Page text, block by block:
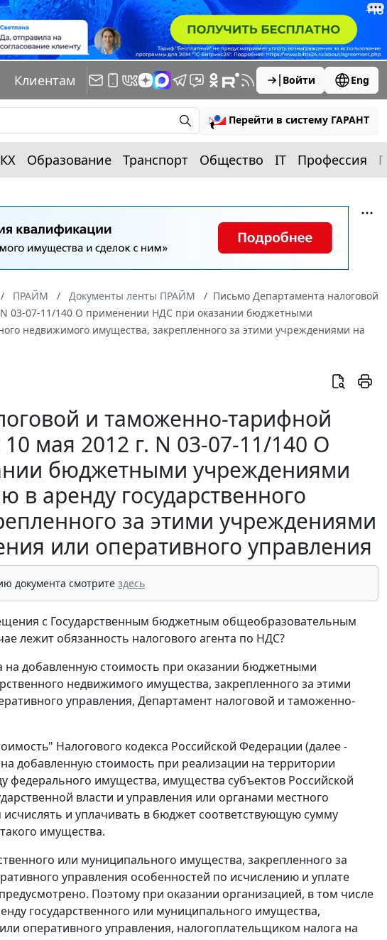
Клиентам Войти Eng
Перейти в систему ГАРАНТ
Образование Транспорт Общество IT Профессия
ПРАЙМ Документы ленты ПРАЙМ
Письмо Департамента налоговой
03-07-11/140 О применении НДС при оказании бюджетными
недвижимого имущества, закрепленного за этими учреждениями на
и таможенно-тарифной
мая 2012 г. N 03-07-11/140 О
бюджетными учреждениями
в аренду государственного
за этими учреждениями
или оперативного управления
документа смотрите здесь
с Государственным бюджетным общеобразовательным
лежит обязанность налогового агента по НДС?
добавленную стоимость при оказании бюджетными
недвижимого имущества, закрепленного за этими
управления, Департамент налоговой и таможенно-
Налогового кодекса Российской Федерации (далее -
добавленную стоимость при реализации на территории
федерального имущества, имущества субъектов Российской
власти и управления или органами местного
и уплачивать в бюджет соответствующую сумму
имущества.
или муниципального имущества, закрепленного за
управления особенностей по исчислению и уплате
Поэтому при оказании организацией, в том числе
государственного или муниципального имущества,
оперативного управления, налогоплательщиком налога на